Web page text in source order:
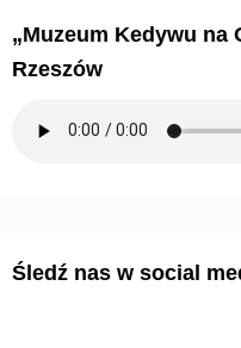
k
„Muzeum Kedywu na
Rzeszów
Śledź nas w social